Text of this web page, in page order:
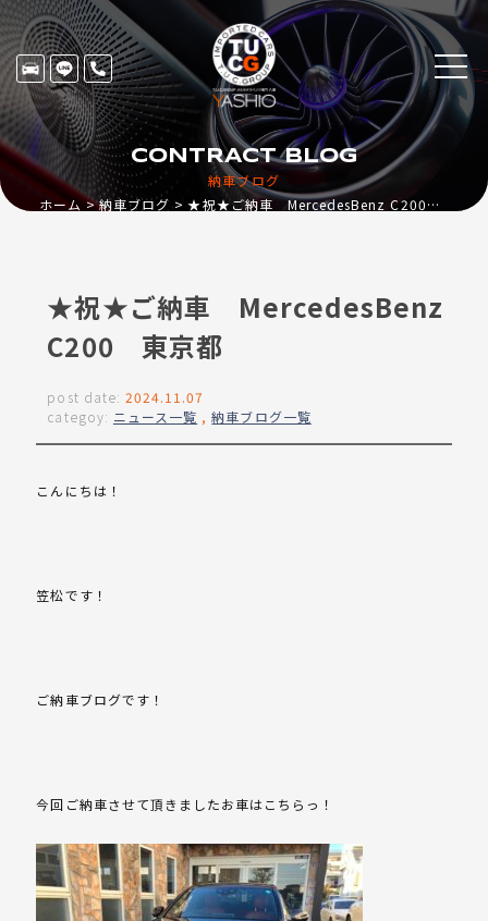
納車ブログ
CONTRACT BLOG
ホーム 納車ブログ ★祝★ご納車 MercedesBenz C200 東京都
★祝★ご納車 MercedesBenz
C200 東京都
post date: 2024.11.07
categoy: ニュース一覧 ,納車ブログ一覧
こんにちは！
笠松です！
ご納車ブログです！
今回ご納車させて頂きましたお車はこちらっ！